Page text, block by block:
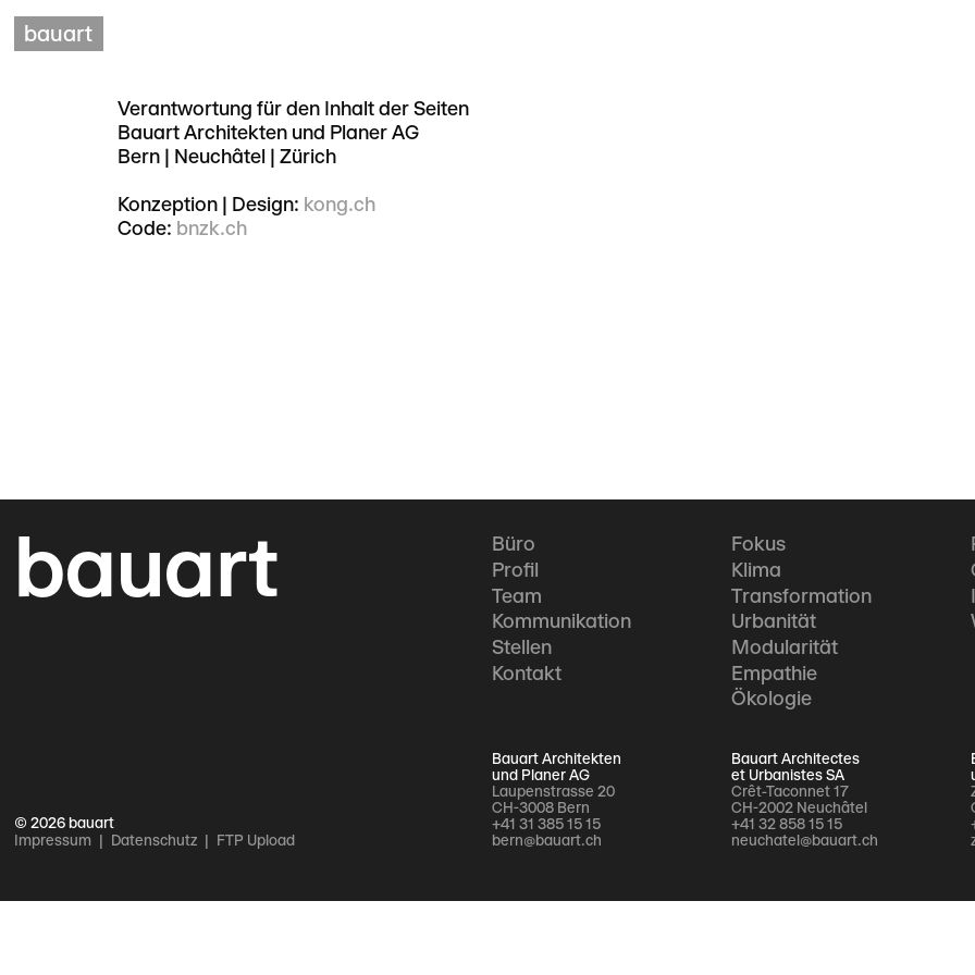
bauart
Verantwortung für den Inhalt der Seiten
Bauart Architekten und Planer AG
Bern | Neuchâtel | Zürich
Konzeption | Design: kong.ch
Code: bnzk.ch
bauart
Büro
Profil
Team
Kommunikation
Stellen
Kontakt
Fokus
Klima
Transformation
Urbanität
Modularität
Empathie
Ökologie
© 2026 bauart
Impressum
Datenschutz FTP Upload
Bauart Architekten
und Planer AG
Laupenstrasse 20
CH-3008 Bern
+41 31 385 15 15
bern@bauart.ch
Bauart Architectes
et Urbanistes SA
Crêt-Taconnet 17
CH-2002 Neuchâtel
+41 32 858 15 15
neuchatel@bauart.ch